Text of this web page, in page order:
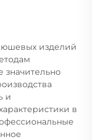
изделий
значительно
и
в